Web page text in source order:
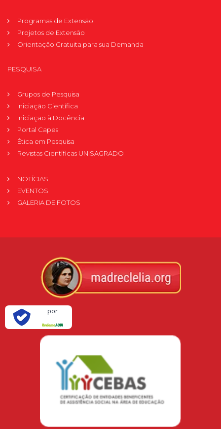
Programas de Extensão
Projetos de Extensão
Orientação Gratuita para sua Demanda
PESQUISA
Grupos de Pesquisa
Iniciação Científica
Iniciação à Docência
Portal Capes
Ética em Pesquisa
Revistas Científicas UNISAGRADO
NOTÍCIAS
EVENTOS
GALERIA DE FOTOS
por